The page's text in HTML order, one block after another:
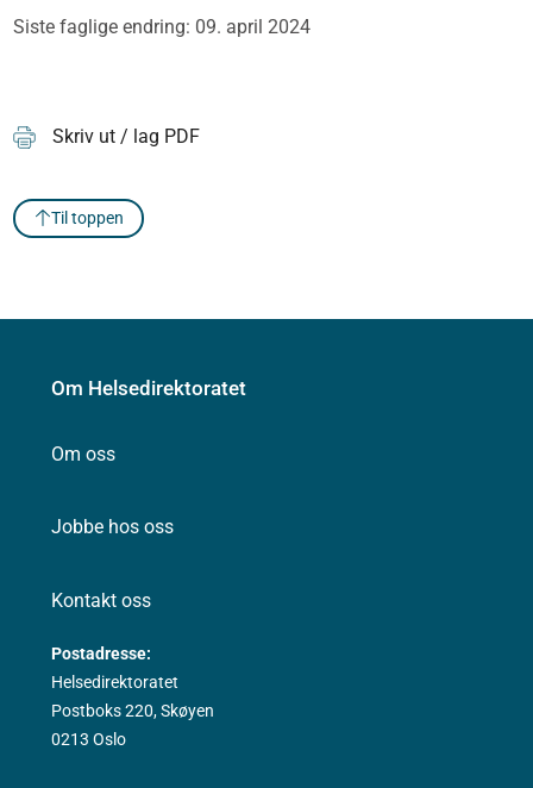
Siste faglige endring: 09. april 2024
Skriv ut / lag PDF
Til toppen
Om Helsedirektoratet
Om oss
Jobbe hos oss
Kontakt oss
Postadresse:
Helsedirektoratet
Postboks 220, Skøyen
0213 Oslo